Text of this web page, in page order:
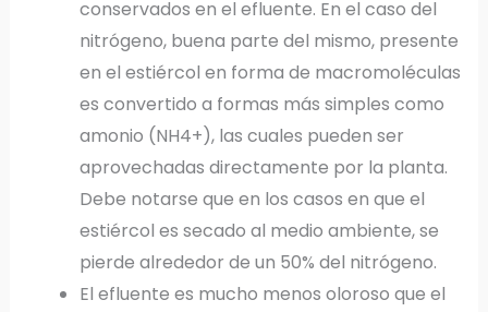
conservados en el efluente. En el caso del
nitrógeno, buena parte del mismo, presente
en el estiércol en forma de macromoléculas
es convertido a formas más simples como
amonio (NH4+), las cuales pueden ser
aprovechadas directamente por la planta.
Debe notarse que en los casos en que el
estiércol es secado al medio ambiente, se
pierde alrededor de un 50% del nitrógeno.
El efluente es mucho menos oloroso que el